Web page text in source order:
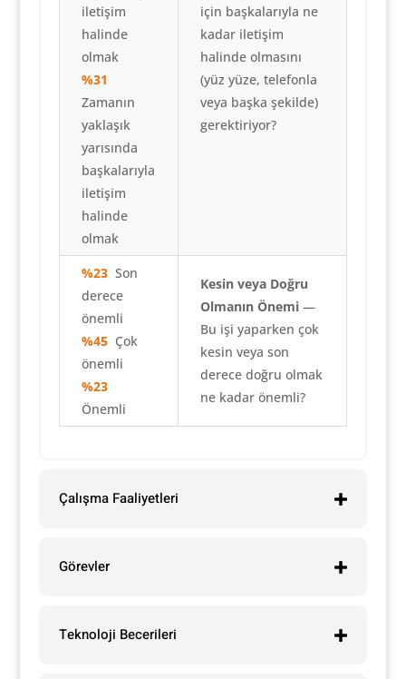
iletişim
halinde
olmak
%31
Zamanın
yaklaşık
yarısında
başkalarıyla
iletişim
halinde
olmak
için başkalarıyla ne
kadar iletişim
halinde olmasını
(yüz yüze, telefonla
veya başka şekilde)
gerektiriyor?
%23Son
derece
önemli
%45Çok
önemli
%23
Önemli
Kesin veya Doğru
Olmanın Önemi—
Bu işi yaparken çok
kesin veya son
derece doğru olmak
ne kadar önemli?
Çalışma Faaliyetleri
Görevler
Teknoloji Becerileri